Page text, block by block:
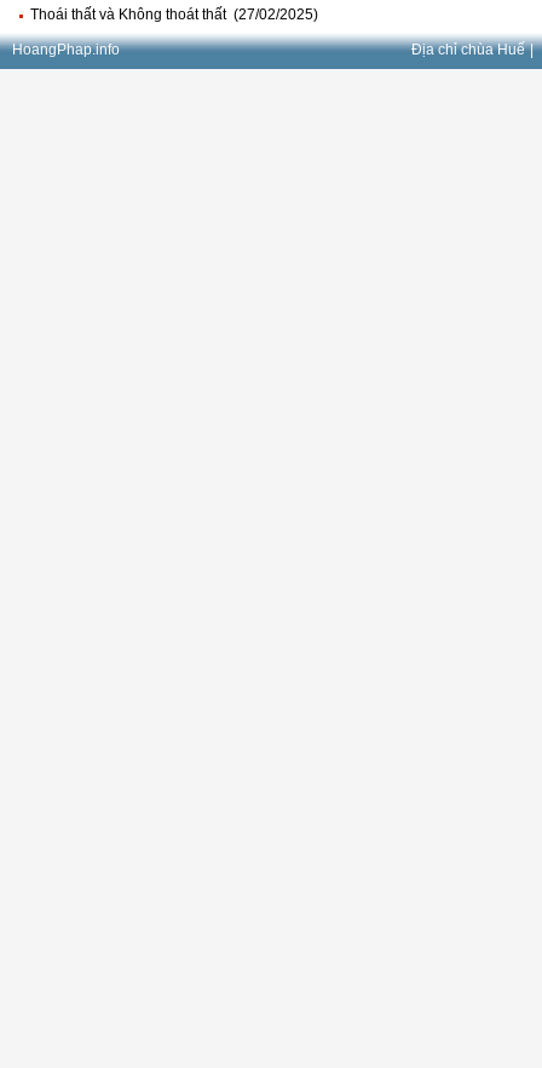
Thoái thất và Không thoát thất (27/02/2025)
HoangPhap.info Địa chỉ chùa Huế |